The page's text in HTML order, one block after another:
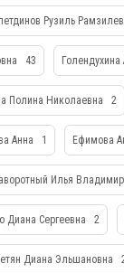
Рузиль
43
Полина Николаевна 2
Анна 1 Ефимова
Илья
Диана Сергеевна 2
Диана Эльшановна